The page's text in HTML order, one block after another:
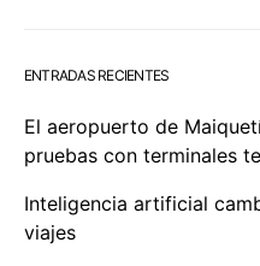
ENTRADAS RECIENTES
El aeropuerto de
pruebas con terminales
Inteligencia artificial
viajes